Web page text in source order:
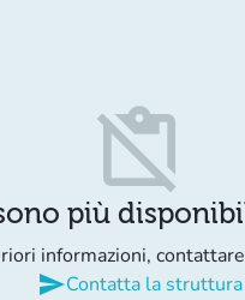
content_paste_off
più
informazioni,
sendContatta la struttura